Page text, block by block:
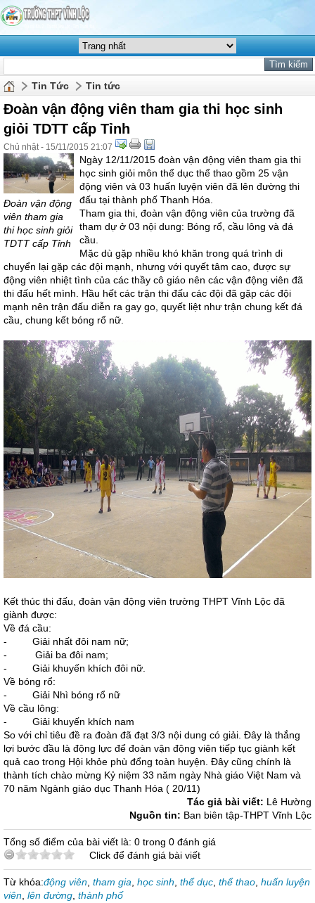
Tin Tức Tin tức
Đoàn vận động viên tham gia thi học sinh
giỏi TDTT cấp Tỉnh
Chủ nhật - 15/11/2015 21:07
Đoàn vận động
viên tham gia
thi học sinh giỏi
TDTT cấp Tỉnh
Ngày 12/11/2015 đoàn vận động viên tham gia thi
học sinh giỏi môn thể dục thể thao gồm 25 vận
động viên và 03 huấn luyện viên đã lên đường thi
đấu tại thành phố Thanh Hóa.
Tham gia thi, đoàn vận động viên của trường đã
tham dự ở 03 nội dung: Bóng rổ, cầu lông và đá
cầu.
Mặc dù gặp nhiều khó khăn trong quá trình di
chuyển lại gặp các đội mạnh, nhưng với quyết tâm cao, được sự
động viên nhiệt tình của các thầy cô giáo nên các vận động viên đã
thi đấu hết mình. Hầu hết các trận thi đấu các đội đã gặp các đội
mạnh nên trận đấu diễn ra gay go, quyết liệt như trận chung kết đá
cầu, chung kết bóng rổ nữ.
Kết thúc thi đấu, đoàn vận động viên trường THPT Vĩnh Lộc đã
giành được:
Về đá cầu:
- Giải nhất đôi nam nữ;
- Giải ba đôi nam;
- Giải khuyến khích đôi nữ.
Về bóng rổ:
- Giải Nhì bóng rổ nữ
Về cầu lông:
- Giải khuyến khích nam
So với chỉ tiêu đề ra đoàn đã đạt 3/3 nội dung có giải. Đây là thắng
lợi bước đầu là động lực để đoàn vận động viên tiếp tục giành kết
quả cao trong Hội khỏe phù đổng toàn huyện. Đây cũng chính là
thành tích chào mừng Kỷ niệm 33 năm ngày Nhà giáo Việt Nam và
70 năm Ngành giáo dục Thanh Hóa ( 20/11)
Tác giả bài viết: Lê Hường
Nguồn tin: Ban biên tập-THPT Vĩnh Lộc
Tổng số điểm của bài viết là: 0 trong 0 đánh giá
Click để đánh giá bài viết
Từ khóa:động viên tham gia học sinh thể dục thể thao huấn luyện
viên lên đường thành phố